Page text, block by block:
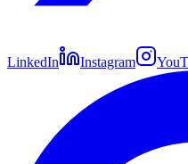
LinkedIn Instagram